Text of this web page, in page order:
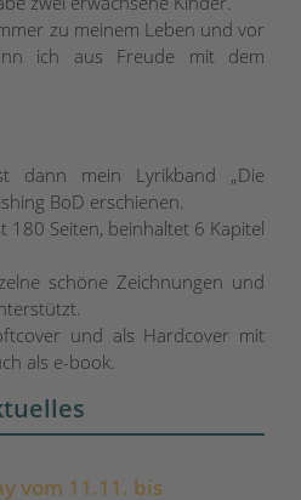
zu meinem Leben und vor
ich aus Freude mit dem
dann mein Lyrikband „Die
BoD erschienen.
180 Seiten, beinhaltet 6 Kapitel
schöne Zeichnungen und
und als Hardcover mit
als e-book.
vom 11.11. bis